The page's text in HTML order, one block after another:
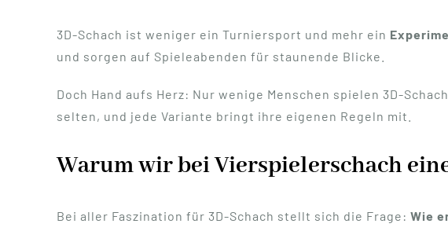
3D-Schach ist weniger ein Turniersport und mehr ein
und sorgen auf Spieleabenden für staunende Blicke.
Doch Hand aufs Herz: Nur wenige Menschen spielen 3D-
selten, und jede Variante bringt ihre eigenen Regeln mit.
Warum wir bei Vierspielerschach
Bei aller Faszination für 3D-Schach stellt sich die Frage: Wie